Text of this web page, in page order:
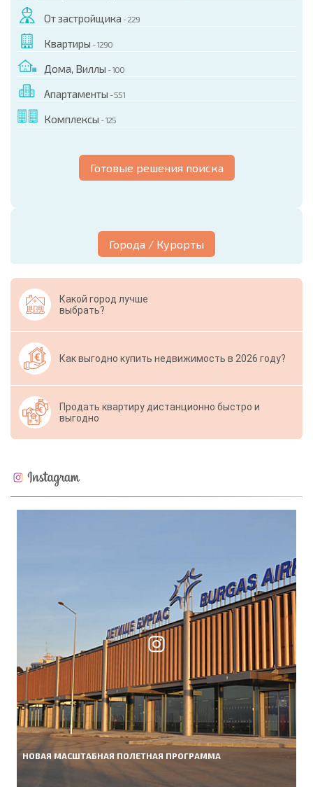
От застройщика - 229
Квартиры - 1290
Дома, Виллы - 100
Апартаменты - 551
Комплексы - 125
Готовые решения поиска
Города / Курорты
Какой город лучше
выбрать?
Как выгодно купить недвижимость в 2026 году?
Продать квартиру дистанционно быстро и
выгодно
НОВАЯ МАСШТАБНАЯ ПОЛЕТНАЯ ПРОГРАММА